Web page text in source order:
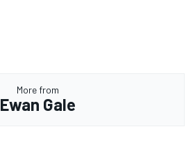
More from
Ewan Gale